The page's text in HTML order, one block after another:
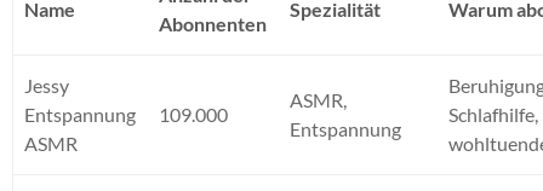
Name
Abonnenten
Spezialität Warum
Jessy
Entspannung
ASMR
109.000
ASMR,
Entspannung
Schlafhilfe,